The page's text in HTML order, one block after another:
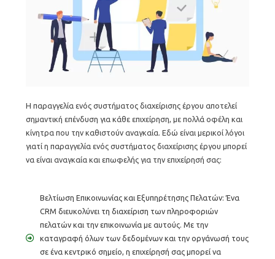
Η παραγγελία ενός συστήματος διαχείρισης έργου αποτελεί
σημαντική επένδυση για κάθε επιχείρηση, με πολλά οφέλη και
κίνητρα που την καθιστούν αναγκαία. Εδώ είναι μερικοί λόγοι
γιατί η παραγγελία ενός συστήματος διαχείρισης έργου μπορεί
να είναι αναγκαία και επωφελής για την επιχείρησή σας:
Βελτίωση Επικοινωνίας και Εξυπηρέτησης Πελατών: Ένα
CRM διευκολύνει τη διαχείριση των πληροφοριών
πελατών και την επικοινωνία με αυτούς. Με την
καταγραφή όλων των δεδομένων και την οργάνωσή τους
σε ένα κεντρικό σημείο, η επιχείρησή σας μπορεί να